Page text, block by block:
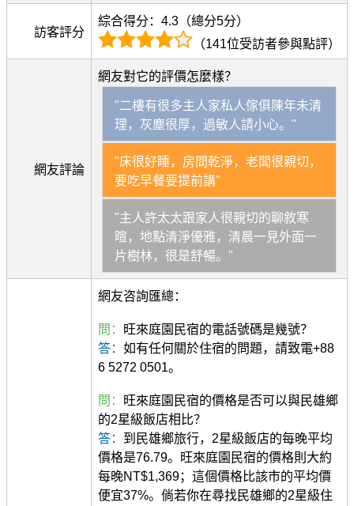
訪客評分
綜合得分：4.3（總分5分）
（141位受訪者參與點評）
網友評論
網友對它的評價怎麼樣？
"二樓有很多主人家私人傢俱陳年未清
理，灰塵很厚，過敏人請小心。"
"床很好睡，房間乾淨，老闆很親切，
要吃早餐要提前講"
"主人許太太跟家人很親切的聊敘寒
暄，地點清淨優雅，清晨一見外面一
片樹林，很是舒暢。"
網友咨詢匯總：
問：
旺來庭園民宿的電話號碼是幾號？
答： 如有任何關於住宿的問題，請致電+88
6 5272 0501。
問：
旺來庭園民宿的價格是否可以與民雄鄉
的2星級飯店相比？
答： 到民雄鄉旅行，2星級飯店的每晚平均
價格是76.79。旺來庭園民宿的價格則大約
每晚NT$1,369；這個價格比該市的平均價
便宜37%。倘若你在尋找民雄鄉的2星級住